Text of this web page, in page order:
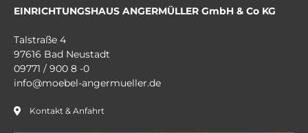
EINRICHTUNGSHAUS ANGERMÜLLER GmbH & Co KG
Talstraße 4
97616 Bad Neustadt
09771 / 900 8 -0
info@moebel-angermueller.de
Kontakt & Anfahrt